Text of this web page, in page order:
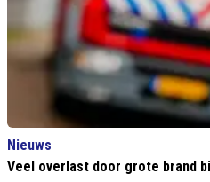
Nieuws
Veel overlast door grote brand